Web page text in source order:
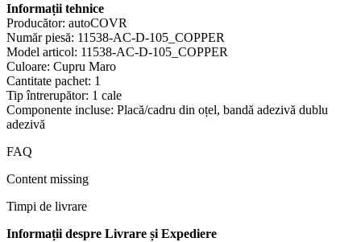
Informații tehnice
Producător: ‎autoCOVR
Număr piesă: ‎11538-AC-D-105_COPPER
Model articol: ‎11538-AC-D-105_COPPER
Culoare: ‎Cupru Maro
Cantitate pachet: ‎1
Tip întrerupător: ‎1 cale
Componente incluse: ‎Placă/cadru din oțel, bandă adezivă dublu
adezivă
FAQ
Content missing
Timpi de livrare
Informații despre Livrare și Expediere